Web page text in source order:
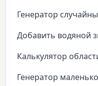
Генератор
Добавить водяной
Калькулятор
Генератор маленького